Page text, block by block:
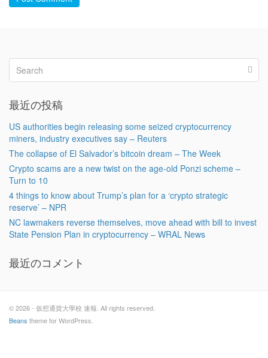
最近の投稿
US authorities begin releasing some seized cryptocurrency
miners, industry executives say – Reuters
The collapse of El Salvador’s bitcoin dream – The Week
Crypto scams are a new twist on the age-old Ponzi scheme –
Turn to 10
4 things to know about Trump’s plan for a ‘crypto strategic
reserve’ – NPR
NC lawmakers reverse themselves, move ahead with bill to invest
State Pension Plan in cryptocurrency – WRAL News
最近のコメント
© 2026 - 仮想通貨大學校 速報. All rights reserved.
Beans theme for WordPress.